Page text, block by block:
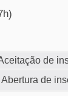
de
Abertura de